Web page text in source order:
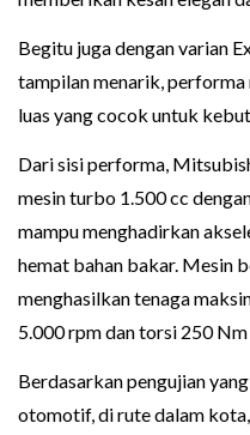
Begitu juga dengan varian
tampilan menarik, performa
luas yang cocok untuk
Dari sisi performa,
mesin turbo 1.500 cc
mampu menghadirkan
hemat bahan bakar. Mesin
menghasilkan tenaga
5.000 rpm dan torsi 250
Berdasarkan pengujian
otomotif, di rute dalam